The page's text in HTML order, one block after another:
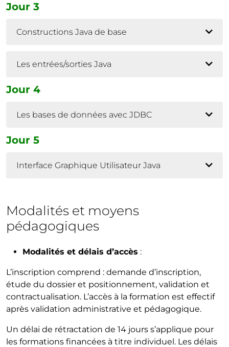
Jour 3
Constructions Java de base
Les entrées/sorties Java
Jour 4
Les bases de données avec JDBC
Jour 5
Interface Graphique Utilisateur Java
Modalités et moyens
pédagogiques
Modalités et délais d’accès :
L’inscription comprend : demande d’inscription,
étude du dossier et positionnement, validation et
contractualisation. L’accès à la formation est effectif
après validation administrative et pédagogique.
Un délai de rétractation de 14 jours s’applique pour
les formations financées à titre individuel. Les délais